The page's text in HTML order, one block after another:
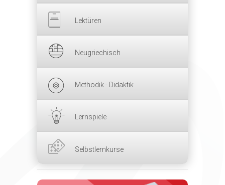
Lektüren
Neugriechisch
Methodik - Didaktik
Lernspiele
Selbstlernkurse